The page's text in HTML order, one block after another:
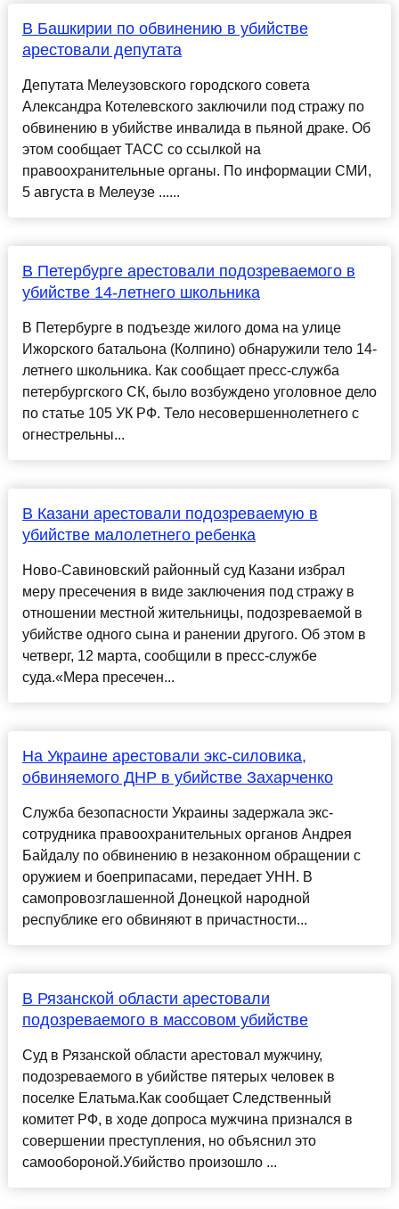
В Башкирии по обвинению в убийстве
арестовали депутата
Депутата Мелеузовского городского совета
Александра Котелевского заключили под стражу по
обвинению в убийстве инвалида в пьяной драке. Об
этом сообщает ТАСС со ссылкой на
правоохранительные органы. По информации СМИ,
5 августа в Мелеузе ......
В Петербурге арестовали подозреваемого в
убийстве 14-летнего школьника
В Петербурге в подъезде жилого дома на улице
Ижорского батальона (Колпино) обнаружили тело 14-
летнего школьника. Как сообщает пресс-служба
петербургского СК, было возбуждено уголовное дело
по статье 105 УК РФ. Тело несовершеннолетнего с
огнестрельны...
В Казани арестовали подозреваемую в
убийстве малолетнего ребенка
Ново-Савиновский районный суд Казани избрал
меру пресечения в виде заключения под стражу в
отношении местной жительницы, подозреваемой в
убийстве одного сына и ранении другого. Об этом в
четверг, 12 марта, сообщили в пресс-службе
суда.«Мера пресечен...
На Украине арестовали экс-силовика,
обвиняемого ДНР в убийстве Захарченко
Служба безопасности Украины задержала экс-
сотрудника правоохранительных органов Андрея
Байдалу по обвинению в незаконном обращении с
оружием и боеприпасами, передает УНН. В
самопровозглашенной Донецкой народной
республике его обвиняют в причастности...
В Рязанской области арестовали
подозреваемого в массовом убийстве
Суд в Рязанской области арестовал мужчину,
подозреваемого в убийстве пятерых человек в
поселке Елатьма.Как сообщает Следственный
комитет РФ, в ходе допроса мужчина признался в
совершении преступления, но объяснил это
самообороной.Убийство произошло ...